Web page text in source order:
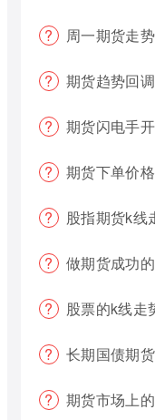
周一期货走
期货趋势回调
期货闪电手
期货下单价格
股指期货k线
做期货成功的人都经
股票的k线走势和期
长期国债期货
期货市场上的主力